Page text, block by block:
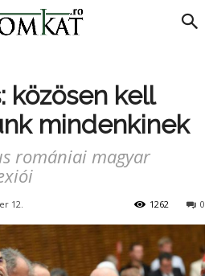
közösen kell
mindenkinek
romániai magyar
12. 0
1262